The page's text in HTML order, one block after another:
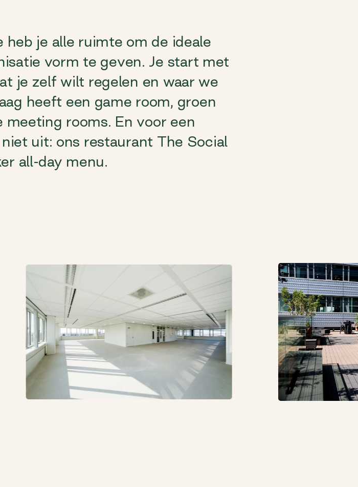
heb je alle ruimte om de ideale
vorm te geven. Je start met
je zelf wilt regelen en waar we
heeft een game room, groen
rooms. En voor een
uit: ons restaurant The Social
all-day menu.